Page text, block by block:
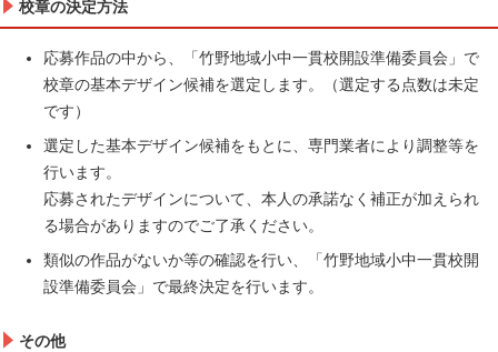
校章の決定方法
応募作品の中から、「竹野地域小中一貫校開設準備委員会」で
校章の基本デザイン候補を選定します。（選定する点数は未定
です）
選定した基本デザイン候補をもとに、専門業者により調整等を
行います。
応募されたデザインについて、本人の承諾なく補正が加えられ
る場合がありますのでご了承ください。
類似の作品がないか等の確認を行い、「竹野地域小中一貫校開
設準備委員会」で最終決定を行います。
その他